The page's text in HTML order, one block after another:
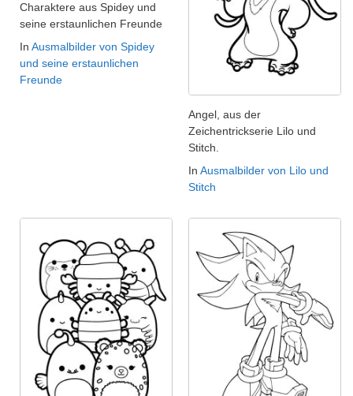
Charaktere aus Spidey und
seine erstaunlichen Freunde
In Ausmalbilder von Spidey
und seine erstaunlichen
Freunde
Angel, aus der
Zeichentrickserie Lilo und
Stitch.
In Ausmalbilder von Lilo und
Stitch